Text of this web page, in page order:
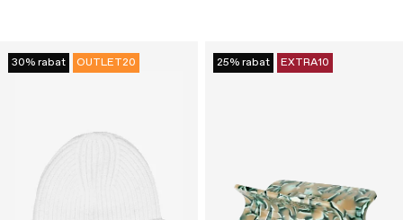
30% rabat OUTLET20 25% rabat EXTRA10